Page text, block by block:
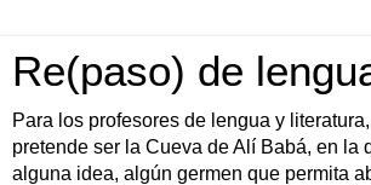
Re(paso) de
Para los profesores de lengua y
pretende ser la Cueva de Alí Babá, en la
alguna idea, algún germen que permita